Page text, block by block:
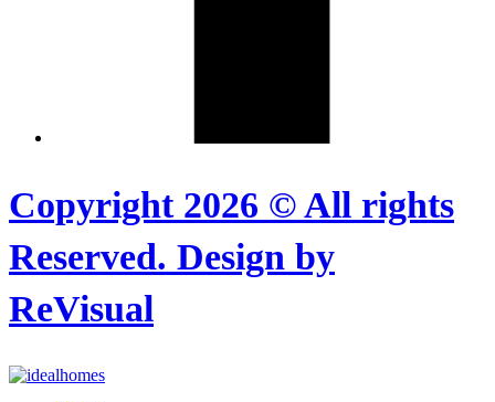
Copyright 2026 © All rights
Reserved. Design by
ReVisual